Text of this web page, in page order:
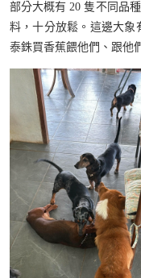
部分大概有 20 隻不同品
料，十分放鬆。這邊大象
泰銖買香蕉餵他們、跟他